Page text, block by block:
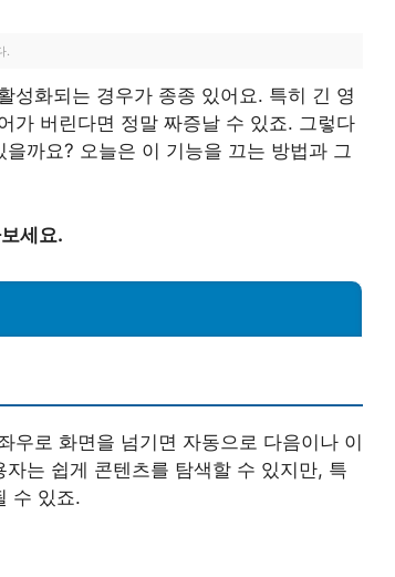
.
성화되는 경우가 종종 있어요. 특히 긴 영
가 버린다면 정말 짜증날 수 있죠. 그렇다
까요? 오늘은 이 기능을 끄는 방법과 그
세요.
우로 화면을 넘기면 자동으로 다음이나 이
는 쉽게 콘텐츠를 탐색할 수 있지만, 특
수 있죠.